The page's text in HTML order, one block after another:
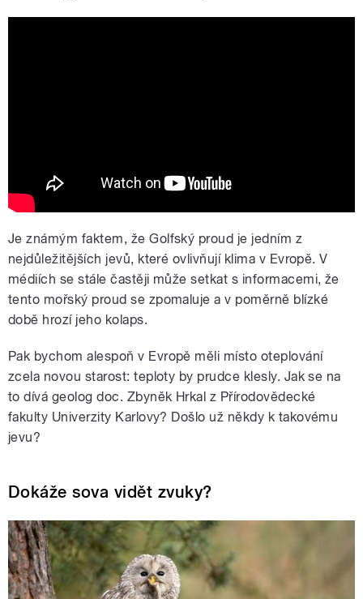
Je známým faktem, že Golfský proud je jedním z
nejdůležitějších jevů, které ovlivňují klima v Evropě. V
médiích se stále častěji může setkat s informacemi, že
tento mořský proud se zpomaluje a v poměrně blízké
době hrozí jeho kolaps.
Pak bychom alespoň v Evropě měli místo oteplování
zcela novou starost: teploty by prudce klesly. Jak se na
to dívá geolog doc. Zbyněk Hrkal z Přírodovědecké
fakulty Univerzity Karlovy? Došlo už někdy k takovému
jevu?
Dokáže sova vidět zvuky?